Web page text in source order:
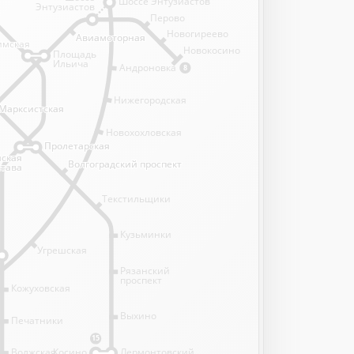
8
15
Андроновка
Нижегородская
Новохохловская
Угрешская
Текстильщики
Кузьминки
Рязанский
проспект
Выхино
Лермонтовский
Кожуховская
Печатники
Волжская
Перово
Новогиреево
Новокосино
Площадь
Ильича
Пролетарская
Пролетарская
Волгоградский проспект
Волгоградский проспект
Авиамоторная
Авиамоторная
Энтузиастов
Косино